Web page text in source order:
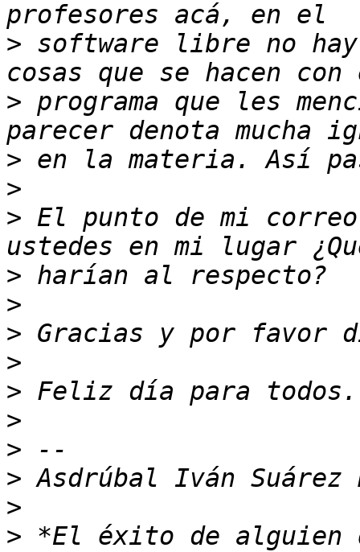
> software libre no hay
> programa que les
>
>
> El punto de mi
>
>
>
>
>
>
>
>
>
> *El éxito de alguien